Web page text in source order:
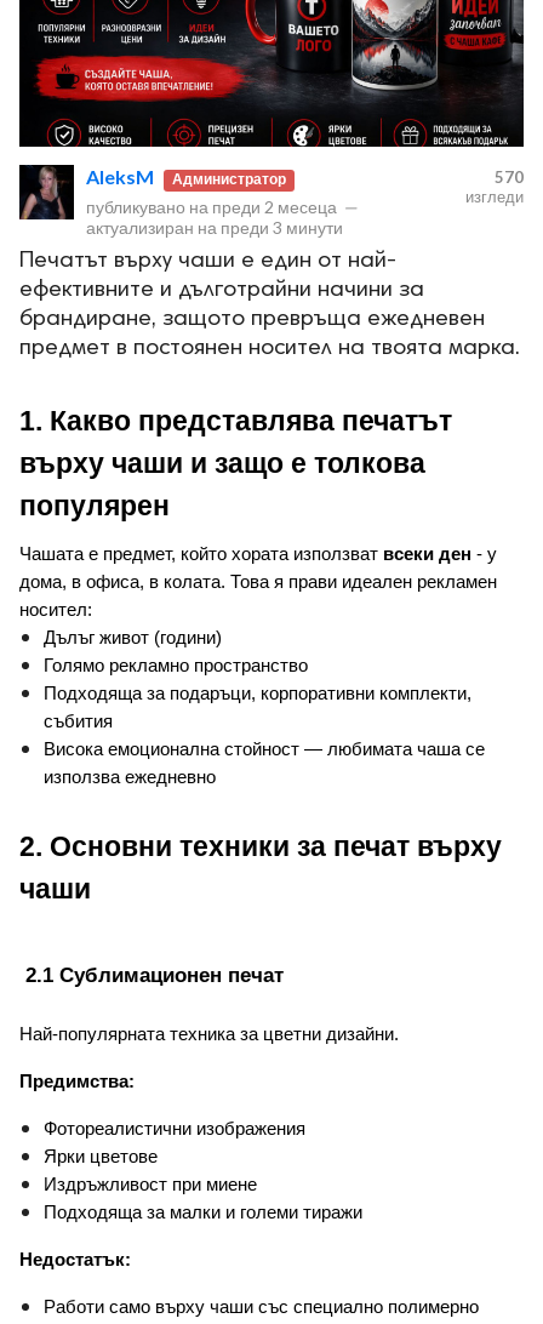
AleksM Администратор
публикувано на преди 2 месеца —
актуализиран на преди 3 минути
570
изгледи
Печатът върху чаши е един от най-
ефективните и дълготрайни начини за
брандиране, защото превръща ежедневен
предмет в постоянен носител на твоята марка.
1. Какво представлява печатът
върху чаши и защо е толкова
популярен
Чашата е предмет, който хората използват всеки ден - у
дома, в офиса, в колата. Това я прави идеален рекламен
носител:
Дълъг живот (години)
Голямо рекламно пространство
Подходяща за подаръци, корпоративни комплекти,
събития
Висока емоционална стойност — любимата чаша се
използва ежедневно
2. Основни техники за печат върху
чаши
2.1 Сублимационен печат
Най-популярната техника за цветни дизайни.
Предимства:
Фотореалистични изображения
Ярки цветове
Издръжливост при миене
Подходяща за малки и големи тиражи
Недостатък:
Работи само върху чаши със специално полимерно